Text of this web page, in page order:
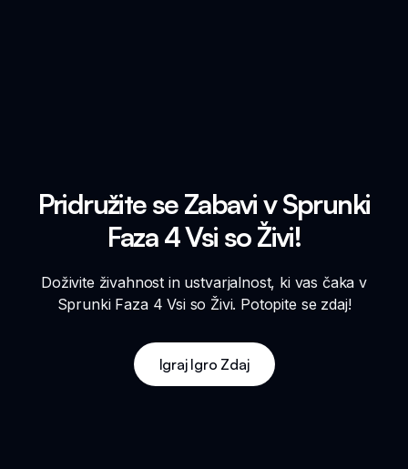
Pridružite se Zabavi v Sprunki
Faza 4 Vsi so Živi!
Doživite živahnost in ustvarjalnost, ki vas čaka v
Sprunki Faza 4 Vsi so Živi. Potopite se zdaj!
Igraj Igro Zdaj